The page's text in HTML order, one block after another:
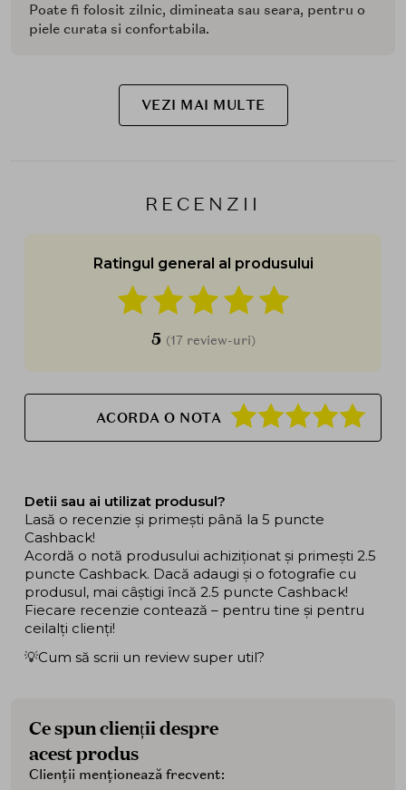
Poate fi folosit zilnic, dimineata sau seara, pentru o
piele curata si confortabila.
VEZI MAI MULTE
RECENZII
Ratingul general al produsului
5 (17 review-uri)
ACORDA O NOTA
Detii sau ai utilizat produsul?
Lasă o recenzie și primești până la 5 puncte
Cashback!
Acordă o notă produsului achiziționat și primești 2.5
puncte Cashback. Dacă adaugi și o fotografie cu
produsul, mai câștigi încă 2.5 puncte Cashback!
Fiecare recenzie contează – pentru tine și pentru
ceilalți clienți!
💡Cum să scrii un review super util?
Ce spun clienții despre
acest produs
Clienții menționează frecvent: